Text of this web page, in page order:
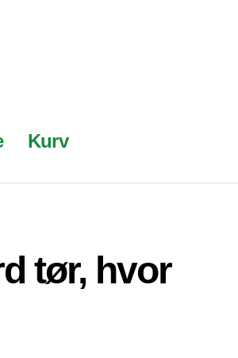
Kurv
tør, hvor